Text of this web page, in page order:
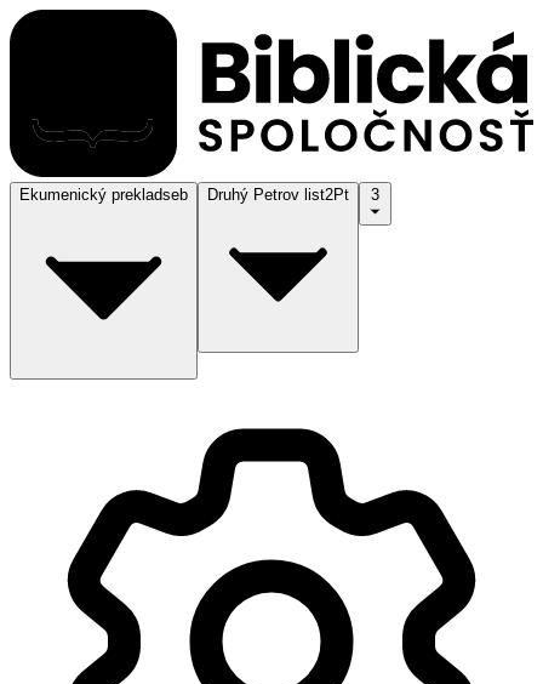
Ekumenický prekladseb Druhý Petrov list2Pt